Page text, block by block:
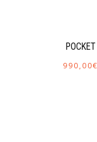
POCKET
990,00€